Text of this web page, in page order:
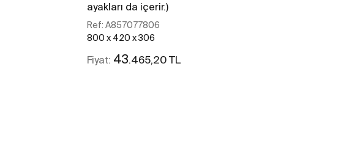
ayakları da içerir.)
Ref: A857077806
800 x 420 x 306
Fiyat: 43.465,20 TL